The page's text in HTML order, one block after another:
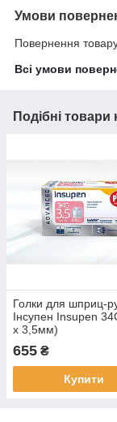
Умови
Повернення
Всі умови
Подібні товари
Голки для шприц-
Інсупен Insupen
х 3,5мм)
655 ₴
Купити